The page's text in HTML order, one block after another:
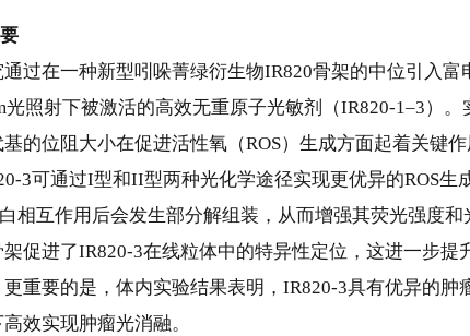
过在一种新型吲哚菁绿衍生物IR820骨架的中位引入富
光照射下被激活的高效无重原子光敏剂（IR820-1–3）
的位阻大小在促进活性氧（ROS）生成方面起着关键
3可通过I型和II型两种光化学途径实现更优异的ROS生
相互作用后会发生部分解组装，从而增强其荧光强度
促进了IR820-3在线粒体中的特异性定位，这进一步提
重要的是，体内实验结果表明，IR820-3具有优异的肿
效实现肿瘤光消融。